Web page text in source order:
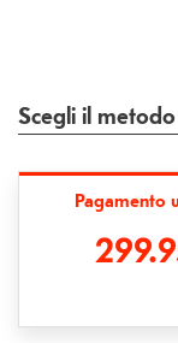
Scegli il
Pagamento